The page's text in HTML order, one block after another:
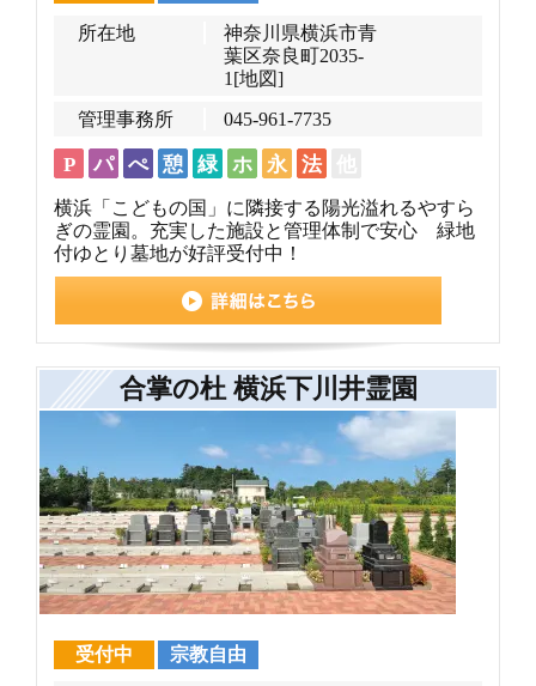
所在地
神奈川県横浜市青
葉区奈良町2035-
1 [地図]
管理事務所
045-961-7735
P パ ぺ 憩 緑 ホ 永 法
横浜「こどもの国」に隣接する陽光溢れるやすら
ぎの霊園。充実した施設と管理体制で安心 緑地
付ゆとり墓地が好評受付中！
合掌の杜 横浜下川井霊園
受付中 宗教自由